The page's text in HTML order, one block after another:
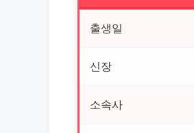
출생일
신장
소속사